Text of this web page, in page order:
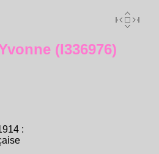
(I336976)
: